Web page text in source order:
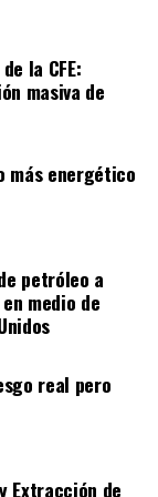
materias
el país.
en
el Instituto
y el
que
un
por objeto
se regirá la
atribuciones
Litio para
de
distintos
la CFE:
masiva de
más energético
petróleo a
medio de
real pero
Extracción de